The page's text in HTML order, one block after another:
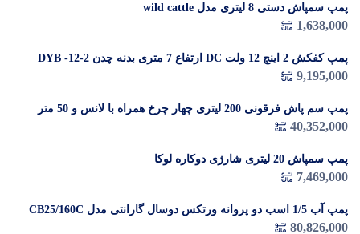
پمپ سمپاش دستی 8 لیتری مدل wild cattle
1,638,000
پمپ کفکش 2 اینچ 12 ولت DC ارتفاع 7 متری بدنه چدن DYB -12-2
9,195,000
پمپ سم پاش فرقونی 200 لیتری چهار چرخ همراه با لانس و 50 متر
شیلنگ
40,352,000
پمپ سمپاش 20 لیتری شارژی دوکاره لوکا
7,469,000
پمپ آب 1/5 اسب دو پروانه ورتکس دوسال گارانتی مدل CB25/160C
80,826,000